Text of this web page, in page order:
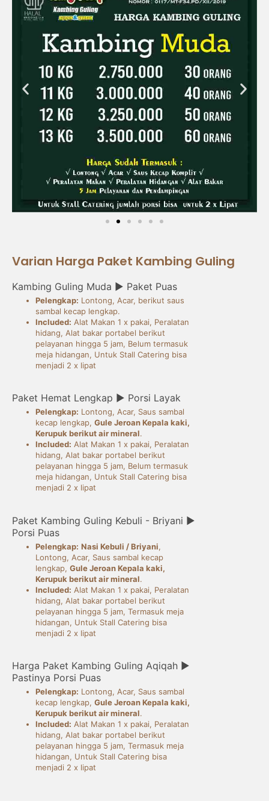
Varian Harga Paket Kambing Guling
Kambing Guling Muda ► Paket Puas
Pelengkap: Lontong, Acar, berikut saus
sambal kecap lengkap.
Included: Alat Makan 1 x pakai, Peralatan
hidang, Alat bakar portabel berikut
pelayanan hingga 5 jam, Belum termasuk
meja hidangan, Untuk Stall Catering bisa
menjadi 2 x lipat
Paket Hemat Lengkap ► Porsi Layak
Pelengkap: Lontong, Acar, Saus sambal
kecap lengkap, Gule Jeroan Kepala kaki,
Kerupuk berikut air mineral.
Included: Alat Makan 1 x pakai, Peralatan
hidang, Alat bakar portabel berikut
pelayanan hingga 5 jam, Belum termasuk
meja hidangan, Untuk Stall Catering bisa
menjadi 2 x lipat
Paket Kambing Guling Kebuli - Briyani ►
Porsi Puas
Pelengkap: Nasi Kebuli / Briyani,
Lontong, Acar, Saus sambal kecap
lengkap, Gule Jeroan Kepala kaki,
Kerupuk berikut air mineral.
Included: Alat Makan 1 x pakai, Peralatan
hidang, Alat bakar portabel berikut
pelayanan hingga 5 jam, Termasuk meja
hidangan, Untuk Stall Catering bisa
menjadi 2 x lipat
Harga Paket Kambing Guling Aqiqah ►
Pastinya Porsi Puas
Pelengkap: Lontong, Acar, Saus sambal
kecap lengkap, Gule Jeroan Kepala kaki,
Kerupuk berikut air mineral.
Included: Alat Makan 1 x pakai, Peralatan
hidang, Alat bakar portabel berikut
pelayanan hingga 5 jam, Termasuk meja
hidangan, Untuk Stall Catering bisa
menjadi 2 x lipat